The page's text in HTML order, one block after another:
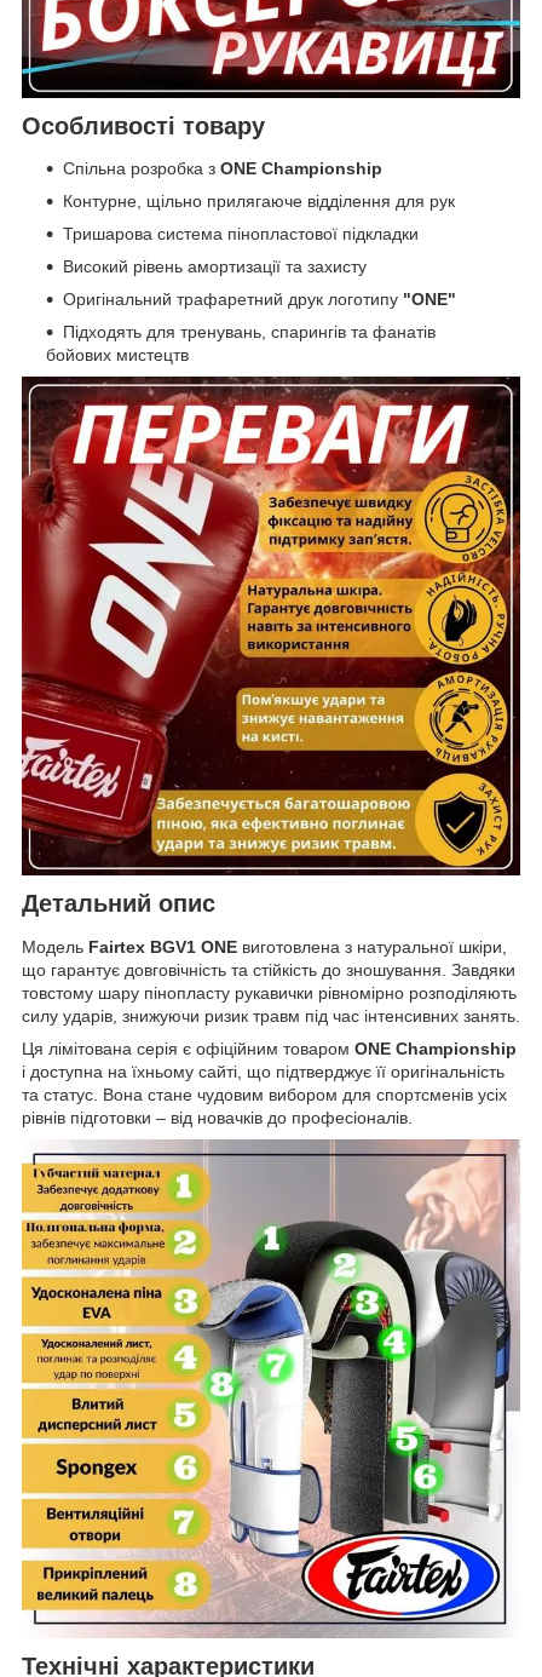
Особливості товару
Спільна розробка з ONE Championship
Контурне, щільно прилягаюче відділення для рук
Тришарова система пінопластової підкладки
Високий рівень амортизації та захисту
Оригінальний трафаретний друк логотипу "ONE"
Підходять для тренувань, спарингів та фанатів
бойових мистецтв
Детальний опис
Модель Fairtex BGV1 ONE виготовлена з натуральної шкіри,
що гарантує довговічність та стійкість до зношування. Завдяки
товстому шару пінопласту рукавички рівномірно розподіляють
силу ударів, знижуючи ризик травм під час інтенсивних занять.
Ця лімітована серія є офіційним товаром ONE Championship
і доступна на їхньому сайті, що підтверджує її оригінальність
та статус. Вона стане чудовим вибором для спортсменів усіх
рівнів підготовки – від новачків до професіоналів.
Технічні характеристики